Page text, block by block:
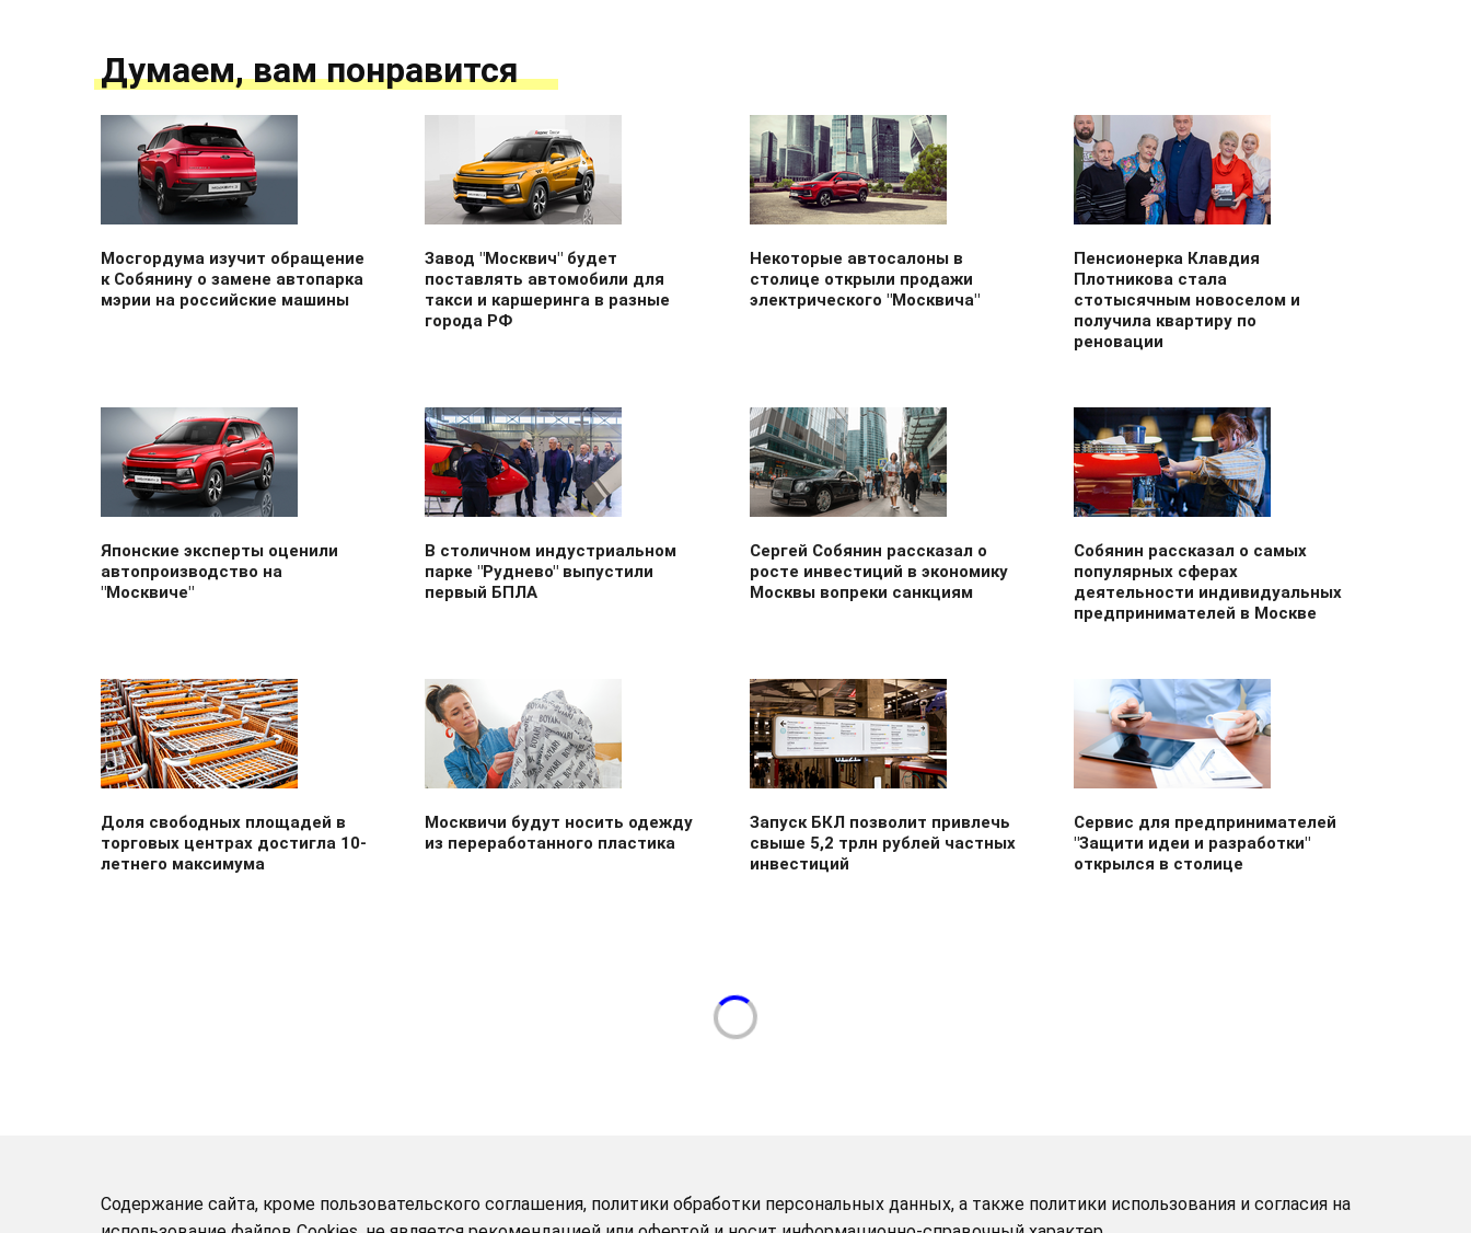
Думаем, вам понравится
Мосгордума изучит обращение
к Собянину о замене автопарка
мэрии на российские машины
Завод "Москвич" будет
поставлять автомобили для
такси и каршеринга в разные
города РФ
Некоторые автосалоны в
столице открыли продажи
электрического "Москвича"
Пенсионерка Клавдия
Плотникова стала
стотысячным новоселом и
получила квартиру по
реновации
Японские эксперты оценили
автопроизводство на
"Москвиче"
В столичном индустриальном
парке "Руднево" выпустили
первый БПЛА
Сергей Собянин рассказал о
росте инвестиций в экономику
Москвы вопреки санкциям
Собянин рассказал о самых
популярных сферах
деятельности индивидуальных
предпринимателей в Москве
Доля свободных площадей в
торговых центрах достигла 10-
летнего максимума
Москвичи будут носить одежду
из переработанного пластика
Запуск БКЛ позволит привлечь
свыше 5,2 трлн рублей частных
инвестиций
Сервис для предпринимателей
"Защити идеи и разработки"
открылся в столице
Содержание сайта, кроме пользовательского соглашения, политики обработки персональных данных, а также политики использования и согласия на